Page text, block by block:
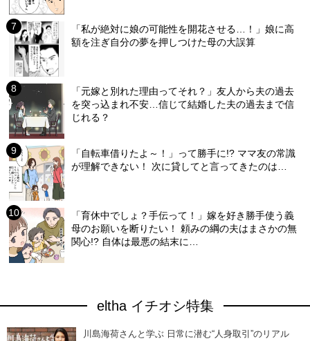
「私が絶対に娘の可能性を開花させる…！」娘に高
額を注ぎ自分の夢を押しつけた母の大誤算
「元嫁と別れた理由ってそれ？」友人から夫の過去
を突っ込まれ不安…信じて結婚した夫の過去まで信
じれる？
「自転車借りたよ～！」って勝手に!? ママ友の常識
が理解できない！ 次に貸してと言ってきたのは…
「育休中でしょ？手伝って！」嫁を好き勝手使う義
母のお願いを断りたい！ 頼みの綱の夫はまさかの無
関心!? 自体は最悪の結末に…
eltha イチオシ特集
川島海荷さんと学ぶ 日常に潜む“人身取引”のリアル